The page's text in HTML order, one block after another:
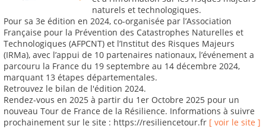
naturels et technologiques.
Pour sa 3e édition en 2024, co-organisée par l’Association
Française pour la Prévention des Catastrophes Naturelles et
Technologiques (AFPCNT) et l’Institut des Risques Majeurs
(IRMa), avec l’appui de 10 partenaires nationaux, l’événement a
parcouru la France du 19 septembre au 14 décembre 2024,
marquant 13 étapes départementales.
Retrouvez le bilan de l'édition 2024.
Rendez-vous en 2025 à partir du 1er Octobre 2025 pour un
nouveau Tour de France de la Résilience. Informations à suivre
prochainement sur le site : https://resiliencetour.fr [ voir le site ]